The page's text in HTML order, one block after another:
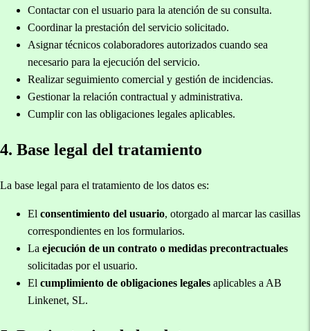
Contactar con el usuario para la atención de su consulta.
Coordinar la prestación del servicio solicitado.
Asignar técnicos colaboradores autorizados cuando sea
necesario para la ejecución del servicio.
Realizar seguimiento comercial y gestión de incidencias.
Gestionar la relación contractual y administrativa.
Cumplir con las obligaciones legales aplicables.
4. Base legal del tratamiento
La base legal para el tratamiento de los datos es:
El consentimiento del usuario, otorgado al marcar las casillas
correspondientes en los formularios.
La ejecución de un contrato o medidas precontractuales
solicitadas por el usuario.
El cumplimiento de obligaciones legales aplicables a AB
Linkenet, SL.